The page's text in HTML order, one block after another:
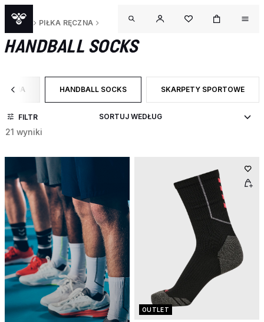
SPORT PIŁKA RĘCZNA
HANDBALL SOCKS
CATEGORY: PIŁKA RĘCZNA
HANDBALL SOCKSWYBRANY OBECNIE ZAWĘŻONO DO CATEGORY:
SKARPETY SPORTOWE
ZAWĘŹ DO RODZAJ
FILTR
21 wyniki
OUTLET